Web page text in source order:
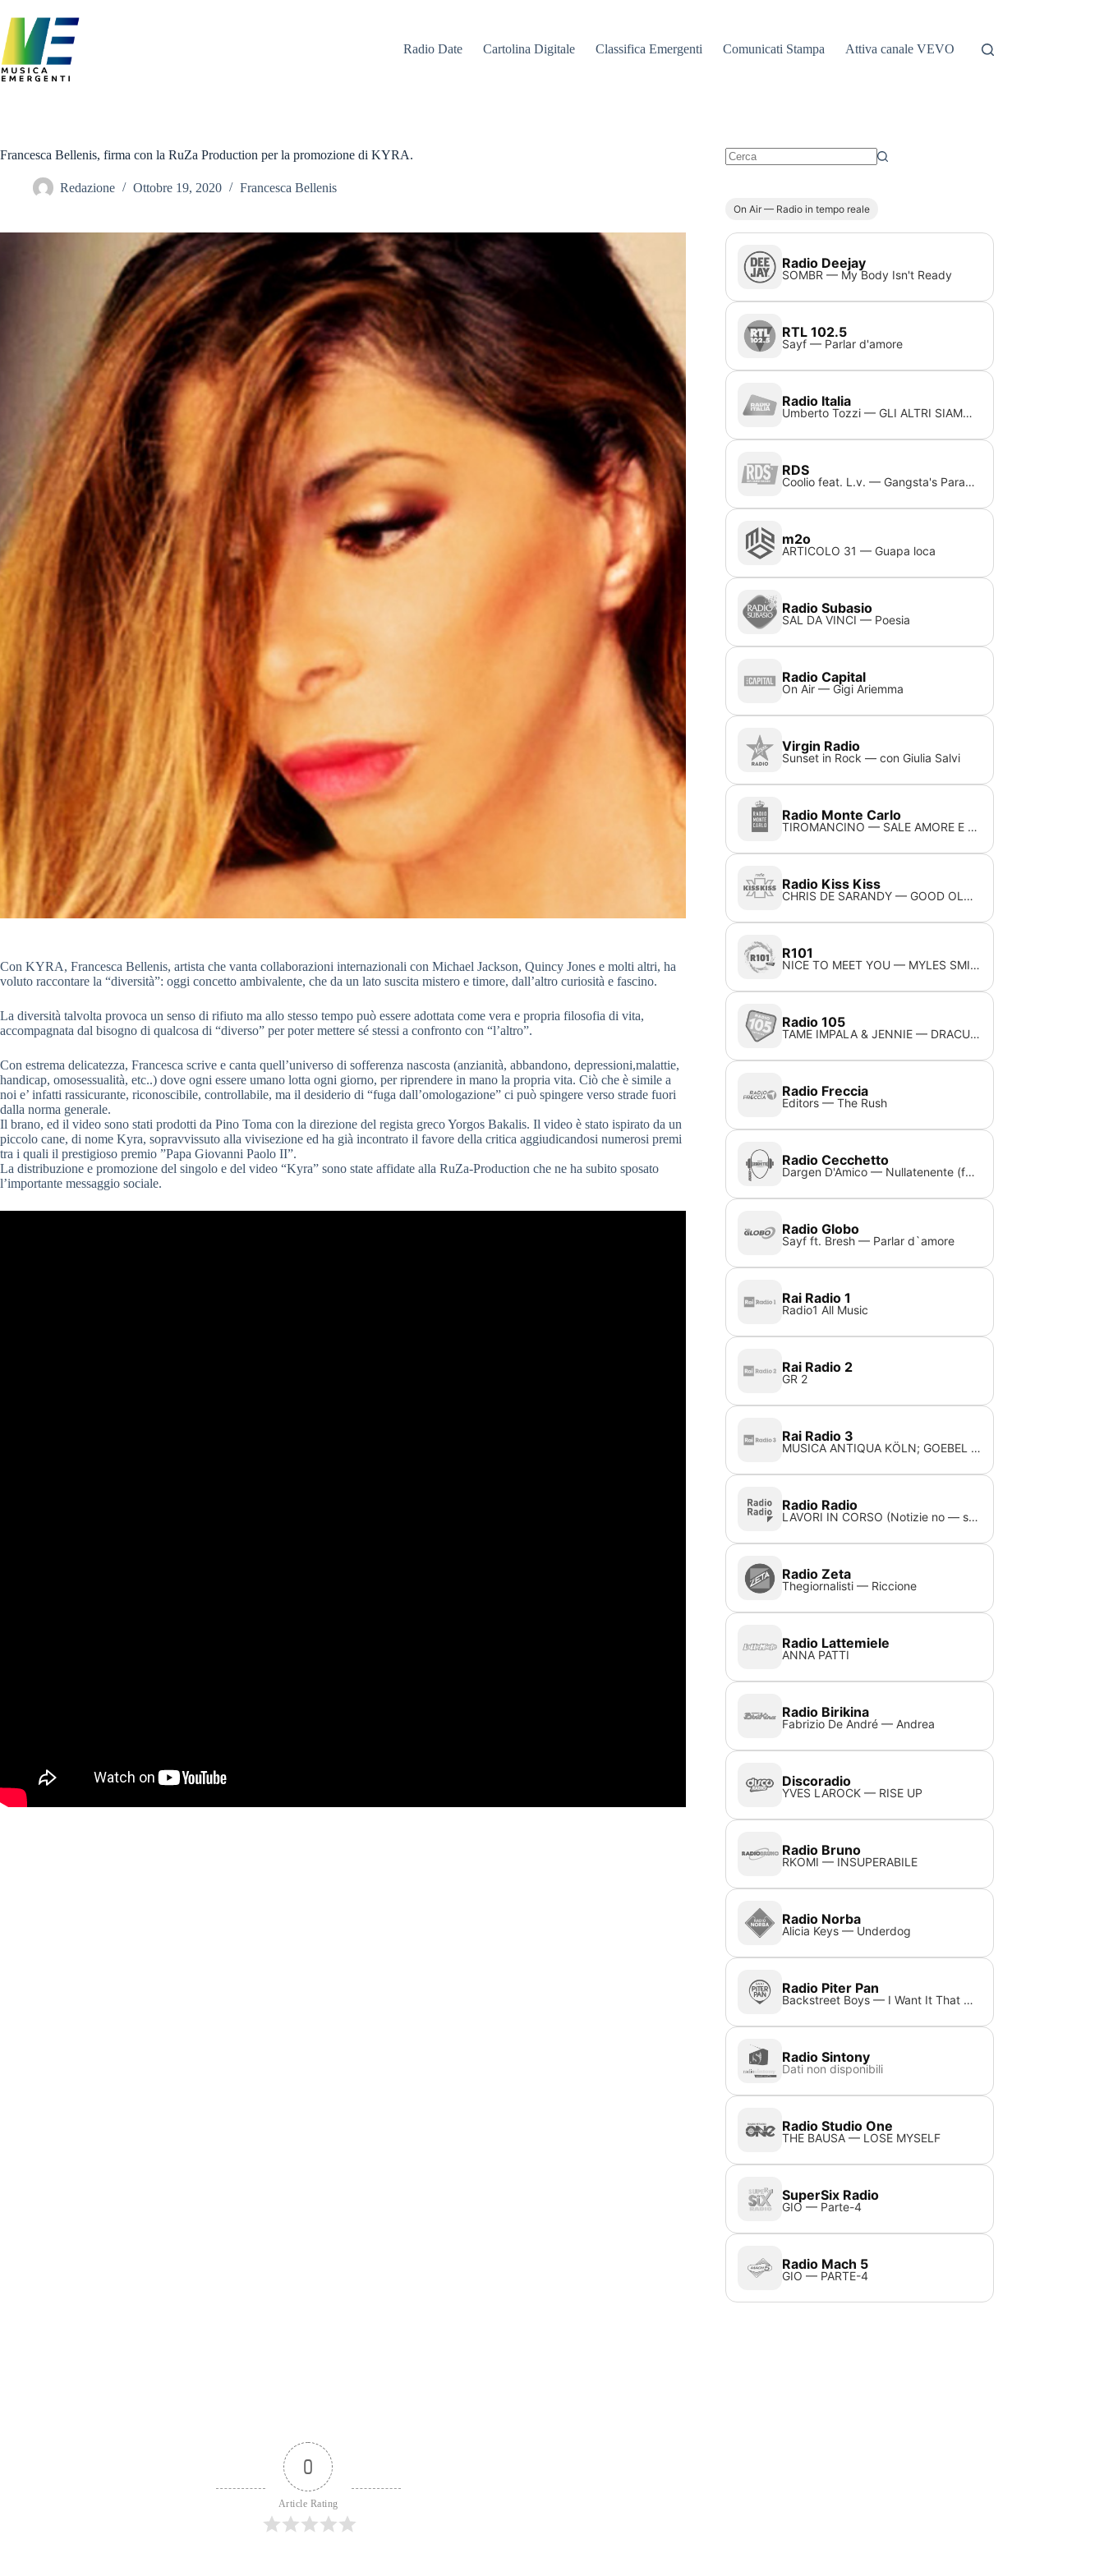
contenuto
Radio Date
Cartolina Digitale Classifica Emergenti Comunicati Stampa Attiva canale VEVO
Francesca Bellenis, firma con la RuZa Production per la promozione di KYRA.
Redazione Ottobre 19, 2020 Francesca Bellenis
Con KYRA, Francesca Bellenis, artista che vanta collaborazioni internazionali con Michael Jackson, Quincy Jones e molti altri, ha
voluto raccontare la “diversità”: oggi concetto ambivalente, che da un lato suscita mistero e timore, dall’altro curiosità e fascino.
La diversità talvolta provoca un senso di rifiuto ma allo stesso tempo può essere adottata come vera e propria filosofia di vita,
accompagnata dal bisogno di qualcosa di “diverso” per poter mettere sé stessi a confronto con “l’altro”.
Con estrema delicatezza, Francesca scrive e canta quell’universo di sofferenza nascosta (anzianità, abbandono, depressioni,malattie,
handicap, omosessualità, etc..) dove ogni essere umano lotta ogni giorno, per riprendere in mano la propria vita. Ciò che è simile a
noi e’ infatti rassicurante, riconoscibile, controllabile, ma il desiderio di “fuga dall’omologazione” ci può spingere verso strade fuori
dalla norma generale.
Il brano, ed il video sono stati prodotti da Pino Toma con la direzione del regista greco Yorgos Bakalis. Il video è stato ispirato da un
piccolo cane, di nome Kyra, sopravvissuto alla vivisezione ed ha già incontrato il favore della critica aggiudicandosi numerosi premi
tra i quali il prestigioso premio ”Papa Giovanni Paolo II”.
La distribuzione e promozione del singolo e del video “Kyra” sono state affidate alla RuZa-Production che ne ha subito sposato
l’importante messaggio sociale.
On Air — Radio in tempo reale
Radio Deejay
SOMBR — My Body Isn't Ready
RTL 102.5
Sayf — Parlar d'amore
Radio Italia
Umberto Tozzi — GLI ALTRI SIAMO NOI (1991)
RDS
Coolio feat. L.v. — Gangsta's Paradise
m2o
ARTICOLO 31 — Guapa loca
Radio Subasio
SAL DA VINCI — Poesia
Radio Capital
On Air — Gigi Ariemma
Virgin Radio
Sunset in Rock — con Giulia Salvi
Radio Monte Carlo
TIROMANCINO — SALE AMORE E VENTO
Radio Kiss Kiss
CHRIS DE SARANDY — GOOD OLD DAYS
R101
NICE TO MEET YOU — MYLES SMITH
Radio 105
TAME IMPALA & JENNIE — DRACULA (REMIX)
Radio Freccia
Editors — The Rush
Radio Cecchetto
Dargen D'Amico — Nullatenente (feat. Massimo Pericolo, Jake La Furia)
Radio Globo
Sayf ft. Bresh — Parlar d`amore
Rai Radio 1
Radio1 All Music
Rai Radio 2
GR 2
Rai Radio 3
MUSICA ANTIQUA KÖLN; GOEBEL R. — BIBER HEINRICH IGNAZ FRANZ VON PARTITA III IN LA MAG PER DUE VL E B.C
Radio Radio
LAVORI IN CORSO (Notizie no — stop)
Radio Zeta
Thegiornalisti — Riccione
Radio Lattemiele
ANNA PATTI
Radio Birikina
Fabrizio De André — Andrea
Discoradio
YVES LAROCK — RISE UP
Radio Bruno
RKOMI — INSUPERABILE
Radio Norba
Alicia Keys — Underdog
Radio Piter Pan
Backstreet Boys — I Want It That Way (Reimagined)
Radio Sintony
Dati non disponibili
Radio Studio One
THE BAUSA — LOSE MYSELF
SuperSix Radio
GIO — Parte-4
Radio Mach 5
GIO — PARTE-4
0
Article Rating